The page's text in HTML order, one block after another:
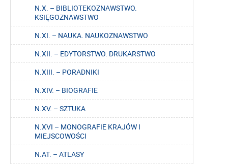
N.X. – BIBLIOTEKOZNAWSTWO.
KSIĘGOZNAWSTWO
N.XI. – NAUKA. NAUKOZNAWSTWO
N.XII. – EDYTORSTWO. DRUKARSTWO
N.XIII. – PORADNIKI
N.XIV. – BIOGRAFIE
N.XV. – SZTUKA
N.XVI – MONOGRAFIE KRAJÓW I
MIEJSCOWOŚCI
N.AT. – ATLASY